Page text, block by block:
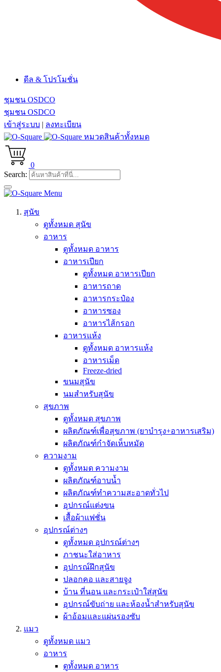
ดีล & โปรโมชั่น
ชุมชน OSDCO
ชุมชน OSDCO
เข้าสู่ระบบ | ลงทะเบียน
หมวดสินค้าทั้งหมด
0
Search:
Menu
สุนัข
ดูทั้งหมด สุนัข
อาหาร
ดูทั้งหมด อาหาร
อาหารเปียก
ดูทั้งหมด อาหารเปียก
อาหารถาด
อาหารกระป๋อง
อาหารซอง
อาหารไส้กรอก
อาหารแห้ง
ดูทั้งหมด อาหารแห้ง
อาหารเม็ด
Freeze-dried
ขนมสุนัข
นมสำหรับสุนัข
สุขภาพ
ดูทั้งหมด สุขภาพ
ผลิตภัณฑ์เพื่อสุขภาพ (ยาบำรุง+อาหารเสริม)
ผลิตภัณฑ์กำจัดเห็บหมัด
ความงาม
ดูทั้งหมด ความงาม
ผลิตภัณฑ์อาบน้ำ
ผลิตภัณฑ์ทำความสะอาดทั่วไป
อุปกรณ์แต่งขน
เสื้อผ้าแฟชั่น
อุปกรณ์ต่างๆ
ดูทั้งหมด อุปกรณ์ต่างๆ
ภาชนะใส่อาหาร
อุปกรณ์ฝึกสุนัข
ปลอกคอ และสายจูง
บ้าน ที่นอน และกระเป๋าใส่สุนัข
อุปกรณ์ขับถ่าย และห้องน้ำสำหรับสุนัข
ผ้าอ้อมและแผ่นรองซับ
แมว
ดูทั้งหมด แมว
อาหาร
ดูทั้งหมด อาหาร